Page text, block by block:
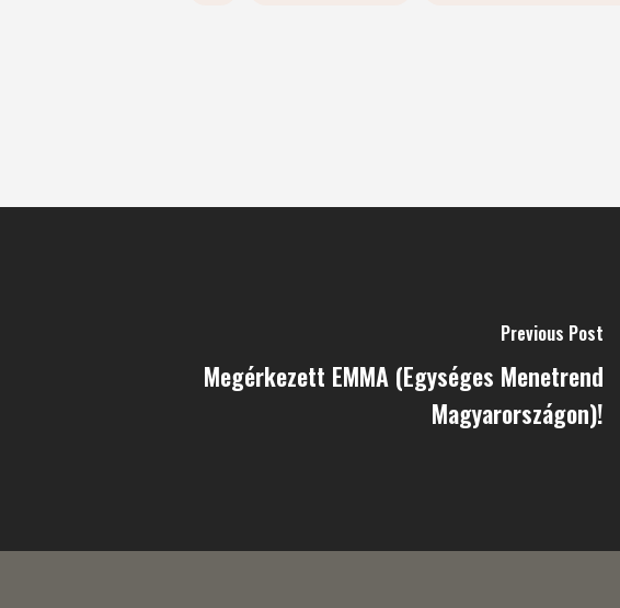
Previous Post
Megérkezett EMMA (Egységes Menetrend
Magyarországon)!